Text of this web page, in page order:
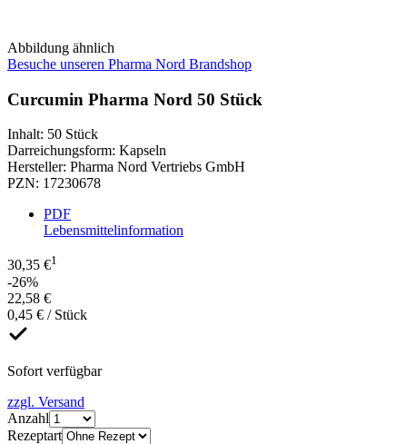
Abbildung ähnlich
Besuche unseren Pharma Nord Brandshop
Curcumin Pharma Nord 50 Stück
Inhalt: 50 Stück
Darreichungsform: Kapseln
Hersteller: Pharma Nord Vertriebs GmbH
PZN: 17230678
PDF
Lebensmittelinformation
30,35 €1
-26%
22,58 €
0,45 € / Stück
Sofort verfügbar
zzgl. Versand
Anzahl
Rezeptart